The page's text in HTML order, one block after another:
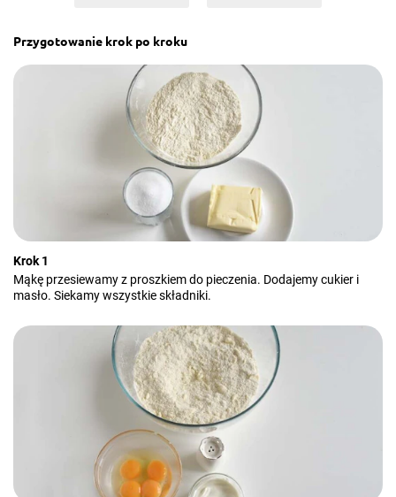
Przygotowanie krok po kroku
Krok 1
Mąkę przesiewamy z proszkiem do pieczenia. Dodajemy cukier i
masło. Siekamy wszystkie składniki.